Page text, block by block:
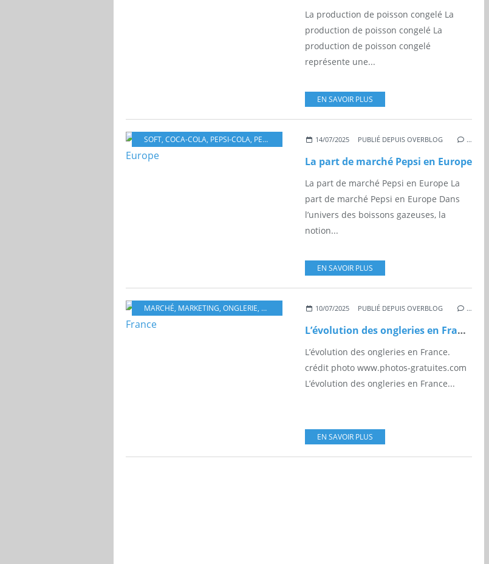
La production de poisson congelé La
production de poisson congelé La
production de poisson congelé
représente une...
EN SAVOIR PLUS
SOFT, COCA-COLA, PEPSI-COLA, PEPSICO MARCHÉ,MARKETING,EUROPE,PART DE MARCHÉ
14/07/2025 PUBLIÉ DEPUIS OVERBLOG …
La part de marché Pepsi en Europe
La part de marché Pepsi en Europe La
part de marché Pepsi en Europe Dans
l’univers des boissons gazeuses, la
notion...
EN SAVOIR PLUS
MARCHÉ, MARKETING, ONGLERIE, MANUCURE FRANCE,CHIFFRES
10/07/2025 PUBLIÉ DEPUIS OVERBLOG …
L’évolution des ongleries en France
L’évolution des ongleries en France.
crédit photo www.photos-gratuites.com
L’évolution des ongleries en France...
EN SAVOIR PLUS